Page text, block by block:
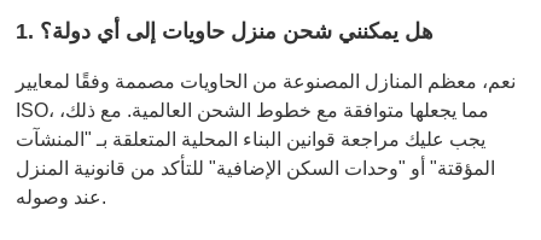
1. هل يمكنني شحن منزل حاويات إلى أي دولة؟
نعم، معظم المنازل المصنوعة من الحاويات مصممة وفقًا لمعايير
ISO، مما يجعلها متوافقة مع خطوط الشحن العالمية. مع ذلك،
يجب عليك مراجعة قوانين البناء المحلية المتعلقة بـ "المنشآت
المؤقتة" أو "وحدات السكن الإضافية" للتأكد من قانونية المنزل
عند وصوله.